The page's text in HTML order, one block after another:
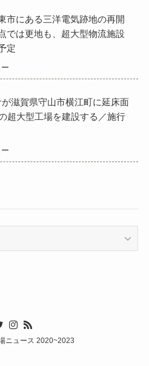
市にある三洋電気跡地の再開
では更地も、超大型物流施設
定
滋賀県守山市横江町に延床面
超大型工場を建設する／施行
ニュース 2020~2023